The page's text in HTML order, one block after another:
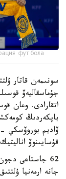
футбола
سونىمەن قاتار
جۇماسقاليەۆ
اتقارادى. وعان
باپكەردىڭ
ۆاديم بوروۆسكي
قۇسايىنوۆ
62 جاستاعى
جانە ارمەنيا